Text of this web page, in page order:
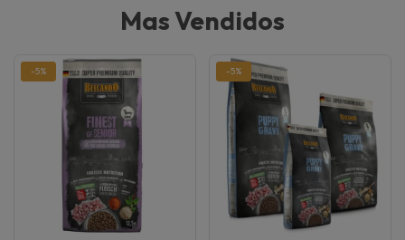
Mas Vendidos
-5% -5%